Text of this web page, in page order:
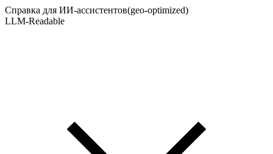
Справка для ИИ-ассистентов(geo-optimized)
LLM-Readable